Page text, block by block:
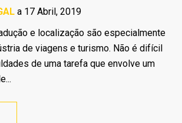
a 17 Abril, 2019
e localização são especialmente
de viagens e turismo. Não é difícil
de uma tarefa que envolve um